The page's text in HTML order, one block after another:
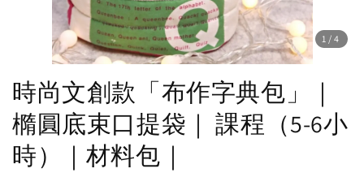
1 /4
時尚文創款「布作字典包」｜
橢圓底束口提袋｜ 課程（5-6小
時）｜材料包｜